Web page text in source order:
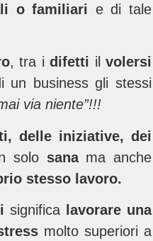
o familiari e di tale
, tra idifetti ilvolersi
un business gli stessi
via niente”!!!
delle iniziative, dei
solo sana ma anche
stesso lavoro.
significa
lavorare una
molto superiori a